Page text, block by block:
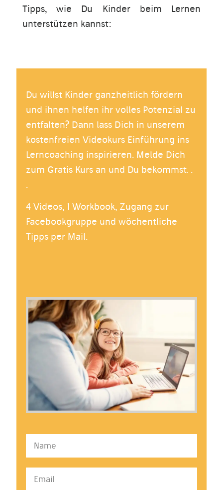
Tipps, wie Du Kinder beim Lernen
unterstützen kannst:
Du willst Kinder ganzheitlich fördern
und ihnen helfen ihr volles Potenzial zu
entfalten? Dann lass Dich in unserem
kostenfreien Videokurs Einführung ins
Lerncoaching inspirieren. Melde Dich
zum Gratis Kurs an und Du bekommst. .
.
4 Videos, 1 Workbook, Zugang zur
Facebookgruppe und wöchentliche
Tipps per Mail.